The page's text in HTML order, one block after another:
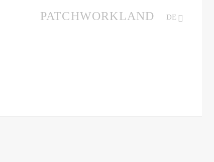
PATCHWORKLAND DE